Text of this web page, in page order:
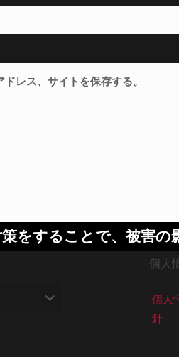
レス、サイトを保存する。
をすることで、被害の
個人
個人
針